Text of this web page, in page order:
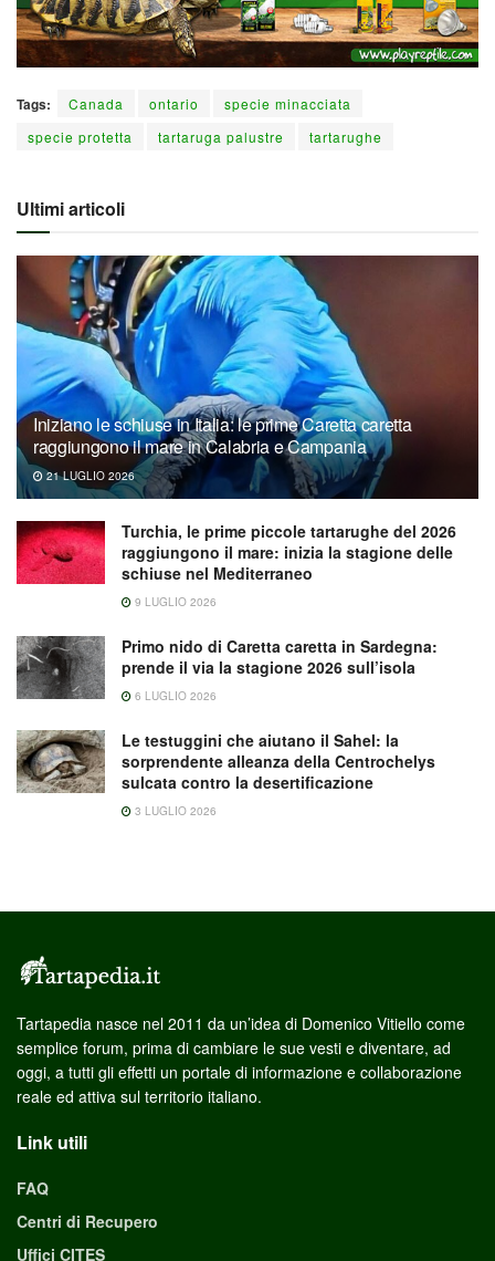
Tags: Canada ontario
specie minacciata
specie protetta
tartaruga palustre tartarughe
Ultimi articoli
Iniziano le schiuse in Italia: le prime Caretta caretta
raggiungono il mare in Calabria e Campania
21 LUGLIO 2026
Turchia, le prime piccole tartarughe del 2026
raggiungono il mare: inizia la stagione delle
schiuse nel Mediterraneo
9 LUGLIO 2026
Primo nido di Caretta caretta in Sardegna:
prende il via la stagione 2026 sull’isola
6 LUGLIO 2026
Le testuggini che aiutano il Sahel: la
sorprendente alleanza della Centrochelys
sulcata contro la desertificazione
3 LUGLIO 2026
Tartapedia nasce nel 2011 da un’idea di Domenico Vitiello come
semplice forum, prima di cambiare le sue vesti e diventare, ad
oggi, a tutti gli effetti un portale di informazione e collaborazione
reale ed attiva sul territorio italiano.
Link utili
FAQ
Centri di Recupero
Uffici CITES